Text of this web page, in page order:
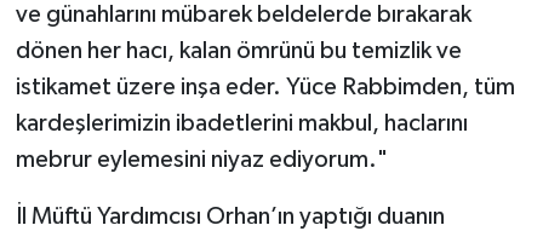
ve günahlarını mübarek beldelerde bırakarak
dönen her hacı, kalan ömrünü bu temizlik ve
istikamet üzere inşa eder. Yüce Rabbimden, tüm
kardeşlerimizin ibadetlerini makbul, haclarını
mebrur eylemesini niyaz ediyorum."
İl Müftü Yardımcısı Orhan’ın yaptığı duanın
Kilis Müftülüğü
Kırıkkale Müftülüğü
Kırklareli Müftülüğü